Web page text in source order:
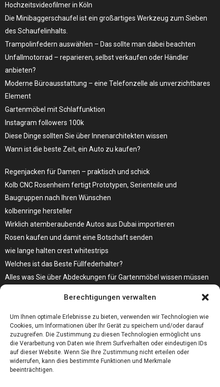
Berechtigungen verwalten
Um Ihnen optimale Erlebnisse zu bieten, verwenden wir Technologien wie
Cookies, um Informationen über Ihr Gerät zu speichern und/oder darauf
zuzugreifen. Die Zustimmung zu diesen Technologien ermöglicht uns
die Verarbeitung von Daten wie Ihrem Surfverhalten oder eindeutigen IDs
auf dieser Website. Wenn Sie Ihre Zustimmung nicht erteilen oder
widerrufen, kann dies bestimmte Funktionen und Merkmale
beeinträchtigen.
Hochzeitsvideofilmer in Köln
Die Minibaggerschaufel ist ein großartiges Werkzeug zum Sieben
des Schaufelinhalts.
Trampolinfedern auswählen – Das sollte man dabei beachten
Unfallmotorrad – reparieren, selbst verkaufen oder Händler
anbieten?
Moderne Büroausstattung – eine Telefonzelle als unverzichtbares
Element
Gartenmöbel mit Schlaffunktion
Instagram followers 100k
Diese Dinge sollten Sie über Innenarchitekten wissen
Wann ist die beste Zeit, ein Auto zu kaufen?
Regenjacken für Damen – praktisch und schick
Kolb CNC Rosenheim fertigt Prototypen, Serienteile und
Baugruppen nach Ihren Wünschen
kolbenringe hersteller
Wirklich atemberaubende Autos aus Dubai importieren
Rosen kaufen und damit eine Botschaft senden
wie lange halten crest whitestrips
Welches ist das Beste Füllfederhalter?
Alles was Sie über Abdeckungen für Gartenmöbel wissen müssen
Bare Metal Server?